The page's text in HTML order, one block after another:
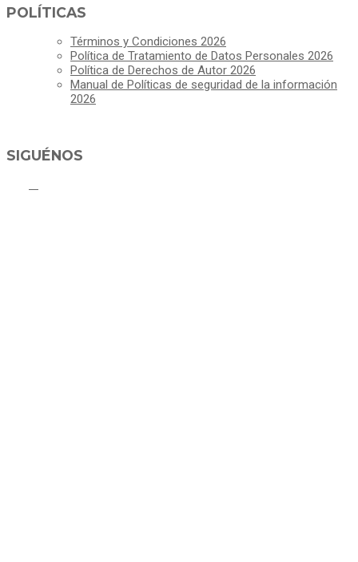
POLÍTICAS
Términos y Condiciones 2026
Política de Tratamiento de Datos Personales 2026
Política de Derechos de Autor 2026
Manual de Políticas de seguridad de la información
2026
SIGUÉNOS